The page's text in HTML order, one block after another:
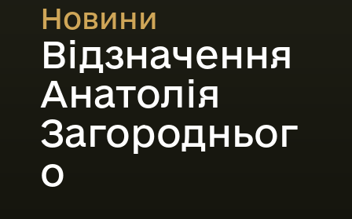
Новини
Відзначення
Анатолія
Загородньог
о